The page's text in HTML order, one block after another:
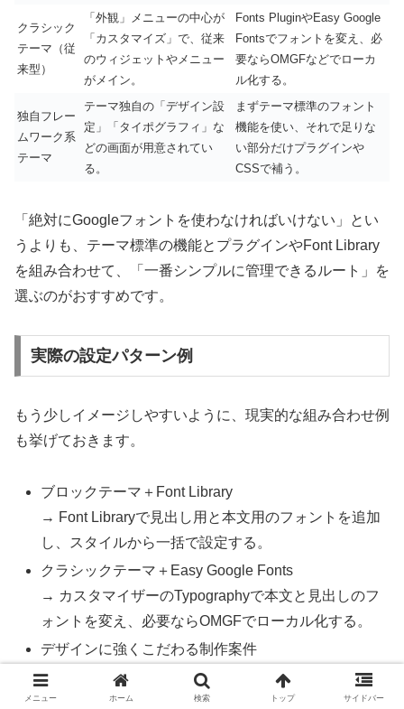
クラシック
テーマ（従
来型）
「外観」メニューの中心が
「カスタマイズ」で、従来
のウィジェットやメニュー
がメイン。
Fonts PluginやEasy Google
Fontsでフォントを変え、必
要ならOMGFなどでローカ
ル化する。
独自フレー
ムワーク系
テーマ
テーマ独自の「デザイン設
定」「タイポグラフィ」な
どの画面が用意されてい
る。
まずテーマ標準のフォント
機能を使い、それで足りな
い部分だけプラグインや
CSSで補う。
「絶対にGoogleフォントを使わなければいけない」とい
うよりも、テーマ標準の機能とプラグインやFont Library
を組み合わせて、「一番シンプルに管理できるルート」を
選ぶのがおすすめです。
実際の設定パターン例
もう少しイメージしやすいように、現実的な組み合わせ例
も挙げておきます。
ブロックテーマ＋Font Library
→ Font Libraryで見出し用と本文用のフォントを追加
し、スタイルから一括で設定する。
クラシックテーマ＋Easy Google Fonts
→ カスタマイザーのTypographyで本文と見出しのフ
ォントを変え、必要ならOMGFでローカル化する。
デザインに強くこだわる制作案件
→ Google Fontsからフォントをダウンロードし、自
前ホスティング＋CSSで細かく制御する。
メニュー ホーム 検索 トップ サイドバー